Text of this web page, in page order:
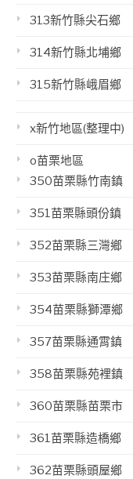
313新竹縣尖石鄉
314新竹縣北埔鄉
315新竹縣峨眉鄉
x新竹地區(整理中)
o苗栗地區
350苗栗縣竹南鎮
351苗栗縣頭份鎮
352苗栗縣三灣鄉
353苗栗縣南庄鄉
354苗栗縣獅潭鄉
357苗栗縣通霄鎮
358苗栗縣苑裡鎮
360苗栗縣苗栗市
361苗栗縣造橋鄉
362苗栗縣頭屋鄉